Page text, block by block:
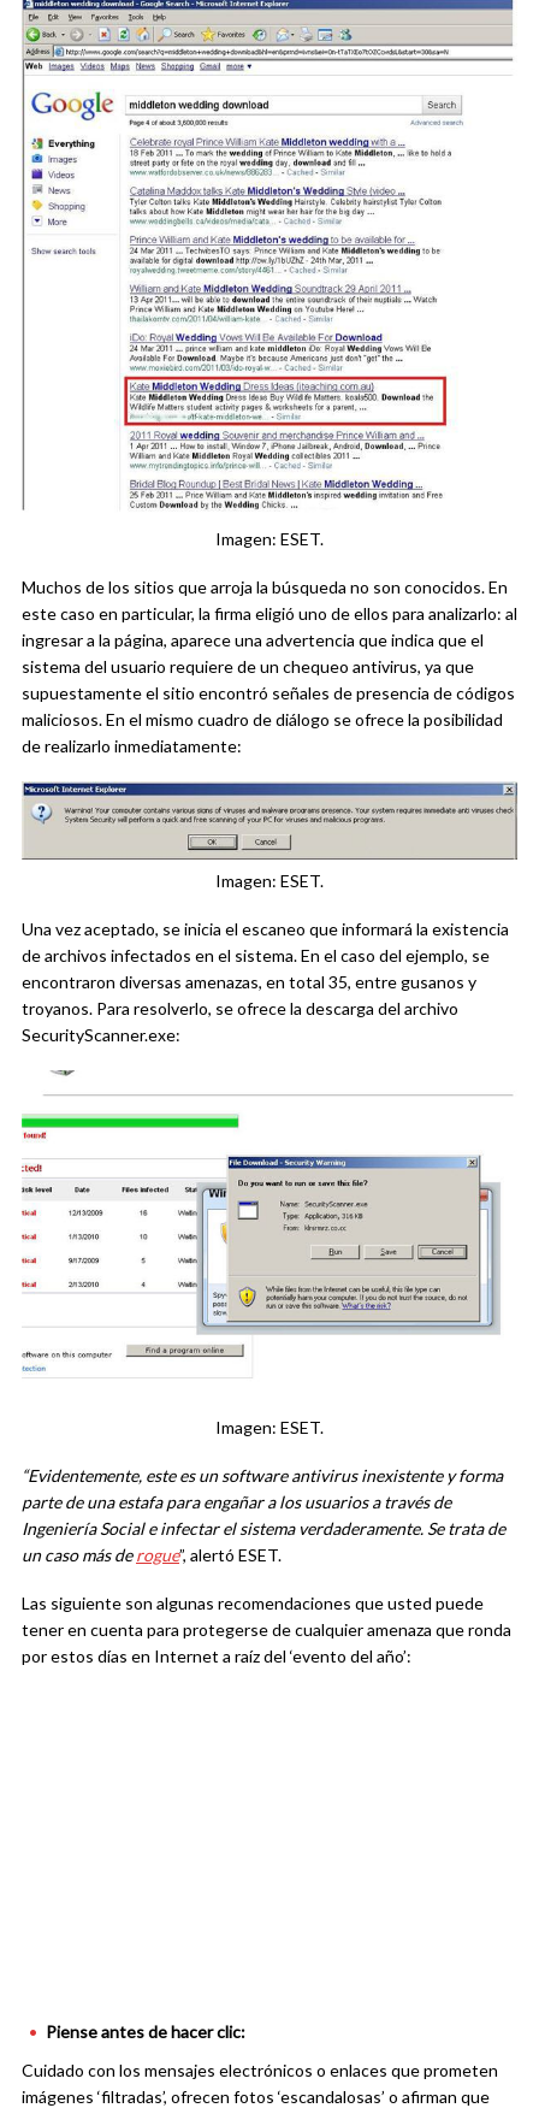
Imagen: ESET.
Muchos de los sitios que arroja la búsqueda no son conocidos. En
este caso en particular, la firma eligió uno de ellos para analizarlo: al
ingresar a la página, aparece una advertencia que indica que el
sistema del usuario requiere de un chequeo antivirus, ya que
supuestamente el sitio encontró señales de presencia de códigos
maliciosos. En el mismo cuadro de diálogo se ofrece la posibilidad
de realizarlo inmediatamente:
Imagen: ESET.
Una vez aceptado, se inicia el escaneo que informará la existencia
de archivos infectados en el sistema. En el caso del ejemplo, se
encontraron diversas amenazas, en total 35, entre gusanos y
troyanos. Para resolverlo, se ofrece la descarga del archivo
SecurityScanner.exe:
Imagen: ESET.
“Evidentemente, este es un software antivirus inexistente y forma
parte de una estafa para engañar a los usuarios a través de
Ingeniería Social e infectar el sistema verdaderamente. Se trata de
un caso más derogue”, alertó ESET.
Las siguiente son algunas recomendaciones que usted puede
tener en cuenta para protegerse de cualquier amenaza que ronda
por estos días en Internet a raíz del ‘evento del año’:
Piense antes de hacer clic:
Cuidado con los mensajes electrónicos o enlaces que prometen
imágenes ‘filtradas’, ofrecen fotos ‘escandalosas’ o afirman que